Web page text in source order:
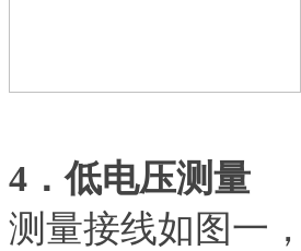
4．低电压测量
测量接线如图一